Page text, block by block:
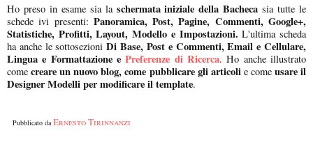
Ho preso in esame sia la schermata iniziale della Bacheca sia tutte le
schede ivi presenti: Panoramica, Post, Pagine, Commenti, Google+,
Statistiche, Profitti, Layout, Modello e Impostazioni. L'ultima scheda
ha anche le sottosezioniDi Base, Post e Commenti, Email e Cellulare,
Lingua e Formattazione ePreferenze di Ricerca. Ho anche illustrato
comecreare un nuovo blog, come pubblicare gli articoli e come usare il
Designer Modelli per modificare il template.
Pubblicato da Ernesto Tirinnanzi